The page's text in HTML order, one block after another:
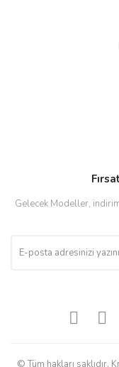
Gelecek Modeller,
© Tüm hakları saklıdır.